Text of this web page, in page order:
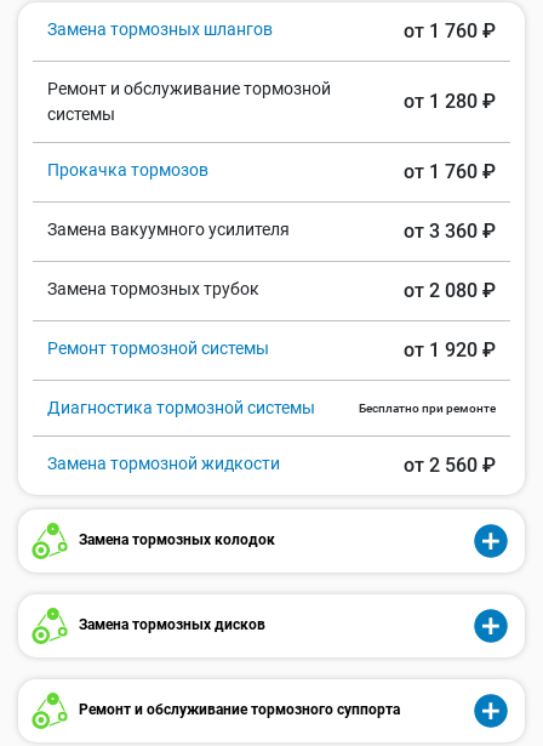
Замена тормозных шлангов от 1 760 ₽
Ремонт и обслуживание тормозной
системы
от 1 280 ₽
Прокачка тормозов от 1 760 ₽
Замена вакуумного усилителя от 3 360 ₽
Замена тормозных трубок от 2 080 ₽
Ремонт тормозной системы от 1 920 ₽
Диагностика тормозной системы Бесплатно при ремонте
Замена тормозной жидкости от 2 560 ₽
Замена тормозных колодок
Замена тормозных дисков
Ремонт и обслуживание тормозного суппорта